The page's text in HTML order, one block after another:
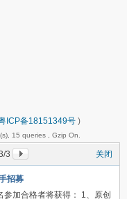
关闭
/3
招募
参加合格者将获得： 1、原创
ICP备18151349号 )
15 queries , Gzip On.